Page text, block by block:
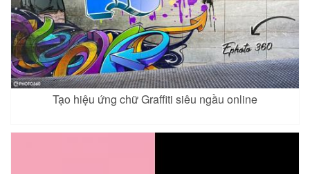
Tạo hiệu ứng chữ Graffiti siêu ngầu online